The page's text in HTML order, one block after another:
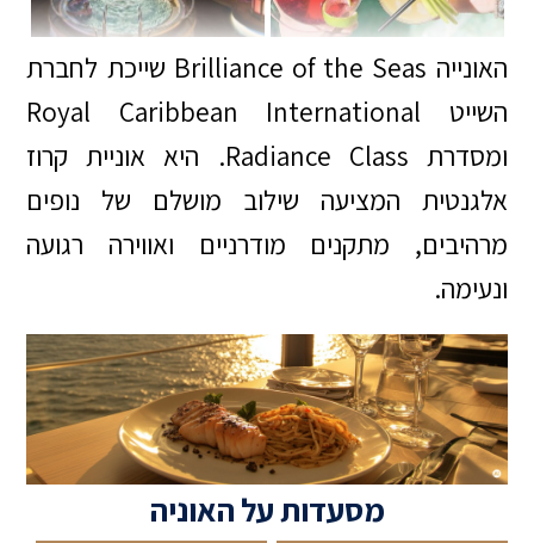
האונייה Brilliance of the Seas שייכת לחברת
השייט Royal Caribbean International
ומסדרת Radiance Class. היא אוניית קרוז
אלגנטית המציעה שילוב מושלם של נופים
מרהיבים, מתקנים מודרניים ואווירה רגועה
ונעימה.
מסעדות על האוניה